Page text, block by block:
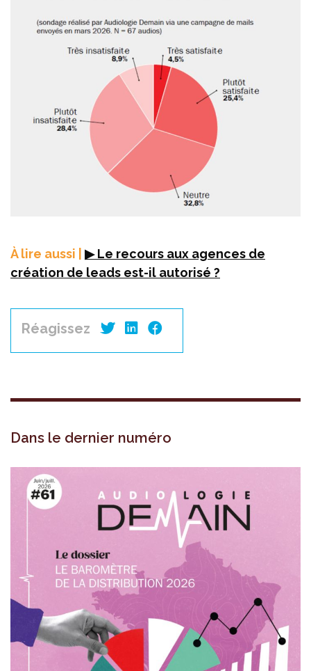
À lire aussi |
▶ Le recours aux agences de
création de leads est-il autorisé ?
Réagissez
Dans le dernier numéro